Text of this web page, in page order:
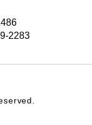
2283